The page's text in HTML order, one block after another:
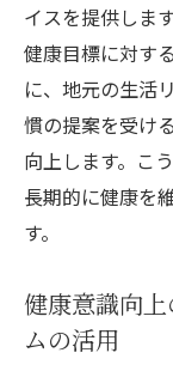
健康意
法
パーソ
ション
目標達
ル提案
専属トレー
イスを提供しま
健康目標に対す
に、地元の生活
慣の提案を受け
向上します。こ
長期的に健康を
す。
健康意識向
ムの活用